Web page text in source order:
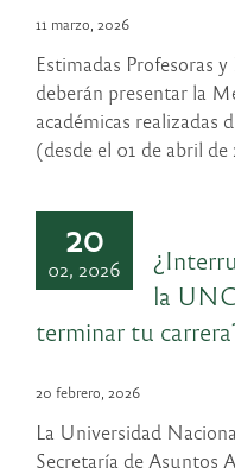
11 marzo, 2026
Estimadas Profesoras
deberán presentar la
académicas realizadas
(desde el 01 de abril de
20
02, 2026
la
terminar tu
20 febrero, 2026
La Universidad
Secretaría de Asuntos